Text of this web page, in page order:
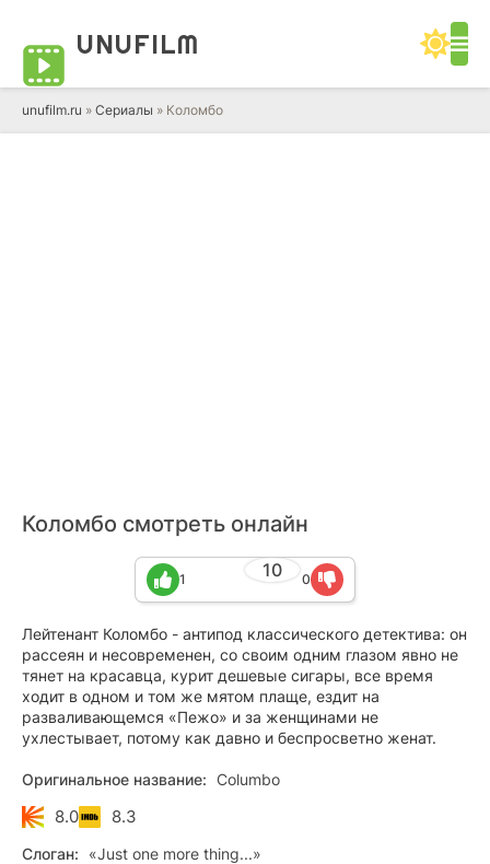
UNUFILM
unufilm.ru » Сериалы » Коломбо
Коломбо смотреть онлайн
10
1 0
Лейтенант Коломбо - антипод классического детектива: он
рассеян и несовременен, со своим одним глазом явно не
тянет на красавца, курит дешевые сигары, все время
ходит в одном и том же мятом плаще, ездит на
разваливающемся «Пежо» и за женщинами не
ухлестывает, потому как давно и беспросветно женат.
Оригинальное название: Columbo
8.0 8.3
Слоган:
«Just one more thing...»